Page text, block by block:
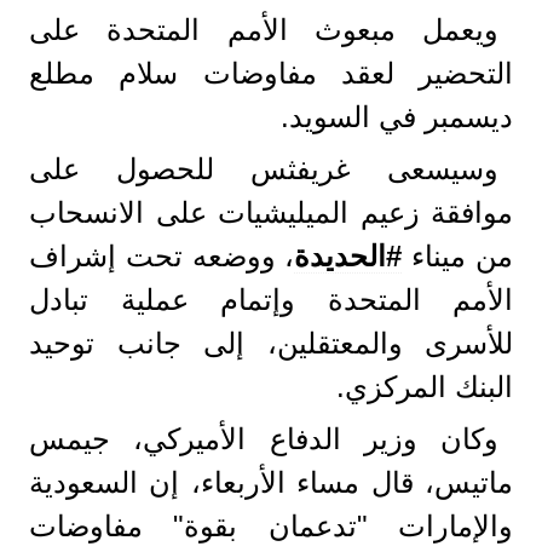
ويعمل مبعوث الأمم المتحدة على
التحضير لعقد مفاوضات سلام مطلع
ديسمبر في السويد.
وسيسعى غريفثس للحصول على
موافقة زعيم الميليشيات على الانسحاب
من ميناء #الحديدة، ووضعه تحت إشراف
الأمم المتحدة وإتمام عملية تبادل
للأسرى والمعتقلين، إلى جانب توحيد
البنك المركزي.
وكان وزير الدفاع الأميركي، جيمس
ماتيس، قال مساء الأربعاء، إن السعودية
والإمارات "تدعمان بقوة" مفاوضات